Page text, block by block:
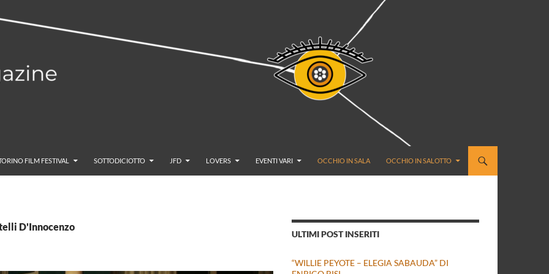
FILM FESTIVAL SOTTODICIOTTO JFD LOVERS EVENTI VARI OCCHIO IN SALA OCCHIO IN SALOTTO
D'Innocenzo
ULTIMI POST INSERITI
“WILLIE PEYOTE – ELEGIA SABAUDA” DI